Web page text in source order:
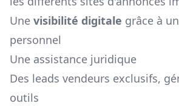
Une visibilité digitale grâce à
personnel
Une assistance juridique
Des leads vendeurs exclusifs,
outils